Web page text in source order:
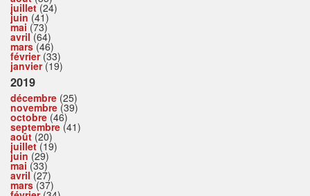
juillet(24)
juin (41)
mai (73)
avril(64)
mars(46)
février(33)
janvier(19)
2019
décembre (25)
novembre (39)
octobre (46)
septembre (41)
août (20)
juillet(19)
juin (29)
mai (33)
avril(27)
mars(37)